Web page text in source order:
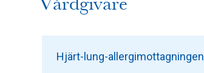
Hjärt-lung-allergimottagningen